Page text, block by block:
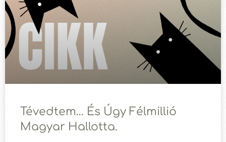
Tévedtem… És Úgy Félmillió
Magyar Hallotta.